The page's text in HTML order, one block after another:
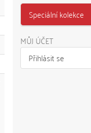
Speciální kolekce
MŮJ ÚČET
Přihlásit se